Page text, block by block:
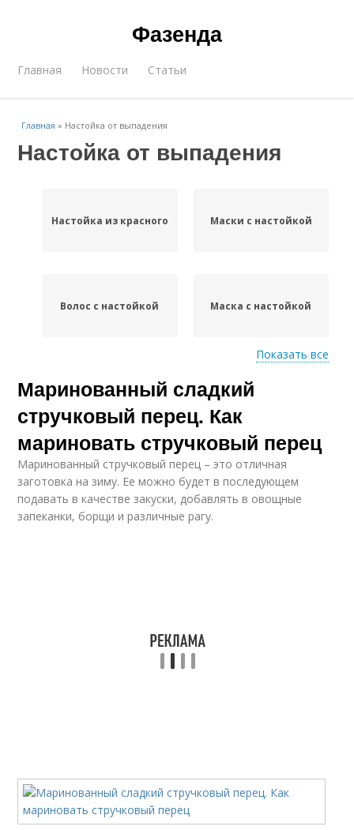
Фазенда
Главная Новости Статьи
Главная » Настойка от выпадения
Настойка от выпадения
Настойка из красного Маски с настойкой
Волос с настойкой Маска с настойкой
Перец от выпадения
Показать все
Маринованный сладкий
стручковый перец. Как
мариновать стручковый перец
Маринованный стручковый перец – это отличная
заготовка на зиму. Ее можно будет в последующем
подавать в качестве закуски, добавлять в овощные
запеканки, борщи и различные рагу.